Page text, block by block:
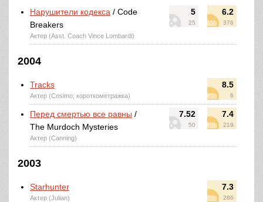
5
25
6.2
376
Нарушители кодекса / Code
Breakers
Актер (Asst. Coach Vince Lombardi)
2004
8.5
6
Tracks
Актер (Cosimo; короткометражка)
7.52
50
7.4
219
Перед смертью все равны /
The Murdoch Mysteries
Актер (Canning)
2003
7.3
286
Starhunter
Актер (Julian)